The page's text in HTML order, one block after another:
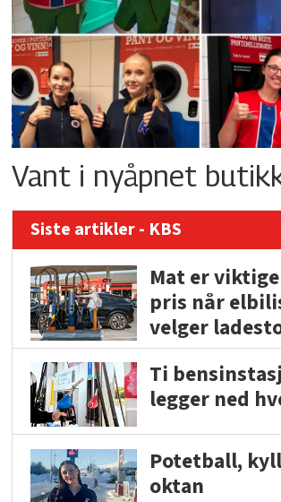
Vant i nyåpnet
Siste artikler - KBS
Mat er
pris når
velger
Ti
legger ned
Potetball,
oktan